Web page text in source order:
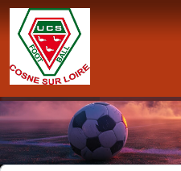
Panneau de gestion des cookies